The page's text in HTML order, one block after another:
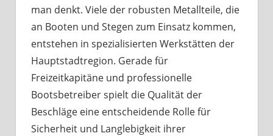
man denkt. Viele der robusten Metallteile, die
an Booten und Stegen zum Einsatz kommen,
entstehen in spezialisierten Werkstätten der
Hauptstadtregion. Gerade für
Freizeitkapitäne und professionelle
Bootsbetreiber spielt die Qualität der
Beschläge eine entscheidende Rolle für
Sicherheit und Langlebigkeit ihrer